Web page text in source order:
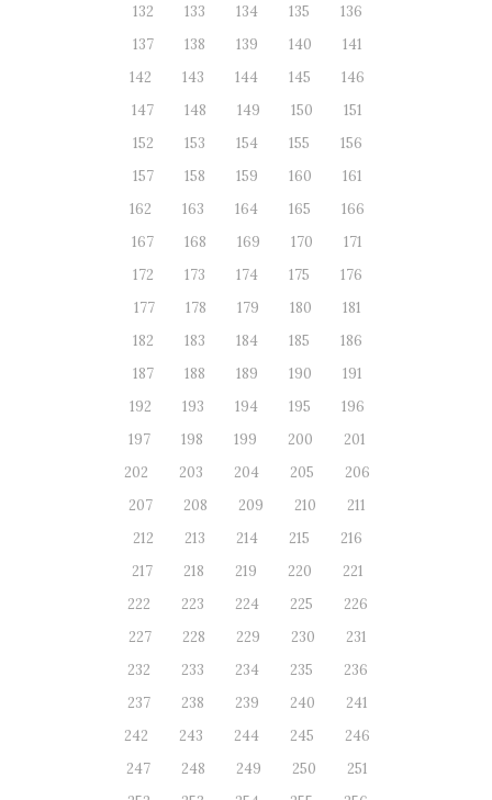
132
133 134 135
136
137
138 139 140
141
142
143 144 145
146
147
148 149 150
151
152
153 154 155
156
157
158 159 160
161
162
163 164 165
166
167
168 169 170
171
172
173 174 175
176
177
178 179 180
181
182
183 184 185
186
187
188 189 190
191
192
193 194 195
196
197
198 199 200
201
202
203 204 205
206
207
208 209 210
211
212
213 214 215
216
217
218 219 220
221
222
223 224 225
226
227
228 229 230
231
232
233 234 235
236
237
238 239 240
241
242
243 244 245
246
247
248 249 250
251